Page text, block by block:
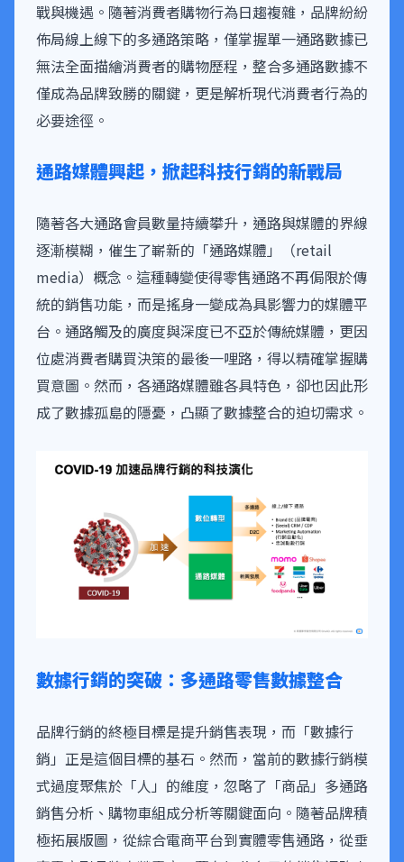
戰與機遇。隨著消費者購物行為日趨複雜，品牌紛紛
佈局線上線下的多通路策略，僅掌握單一通路數據已
無法全面描繪消費者的購物歷程，整合多通路數據不
僅成為品牌致勝的關鍵，更是解析現代消費者行為的
必要途徑。
通路媒體興起，掀起科技行銷的新戰局
隨著各大通路會員數量持續攀升，通路與媒體的界線
逐漸模糊，催生了嶄新的「通路媒體」（retail
media）概念。這種轉變使得零售通路不再侷限於傳
統的銷售功能，而是搖身一變成為具影響力的媒體平
台。通路觸及的廣度與深度已不亞於傳統媒體，更因
位處消費者購買決策的最後一哩路，得以精確掌握購
買意圖。然而，各通路媒體雖各具特色，卻也因此形
成了數據孤島的隱憂，凸顯了數據整合的迫切需求。
數據行銷的突破：多通路零售數據整合
品牌行銷的終極目標是提升銷售表現，而「數據行
銷」正是這個目標的基石。然而，當前的數據行銷模
式過度聚焦於「人」的維度，忽略了「商品」多通路
銷售分析、購物車組成分析等關鍵面向。隨著品牌積
極拓展版圖，從綜合電商平台到實體零售通路，從垂